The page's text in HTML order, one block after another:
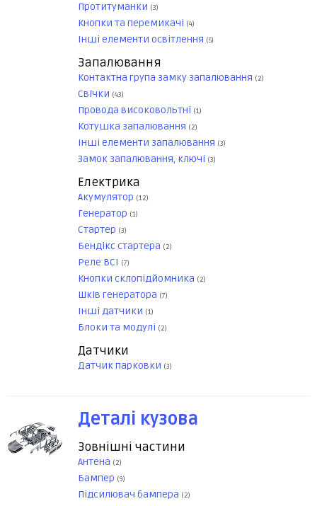
Протитуманки (3)
Кнопки та перемикачі (4)
Інші елементи освітлення (5)
Запалювання
Контактна група замку запалювання (2)
Свічки (43)
Провода високовольтні (1)
Котушка запалювання (2)
Інші елементи запалювання (3)
Замок запалювання, ключі (3)
Електрика
Акумулятор (12)
Генератор (1)
Стартер (3)
Бендікс стартера (2)
Реле ВСІ (7)
Кнопки склопідйомника (2)
Шків генератора (7)
Інші датчики (1)
Блоки та модулі (2)
Датчики
Датчик парковки (3)
Деталі кузова
Зовнішні частини
Антена (2)
Бампер (9)
Підсилювач бампера (2)